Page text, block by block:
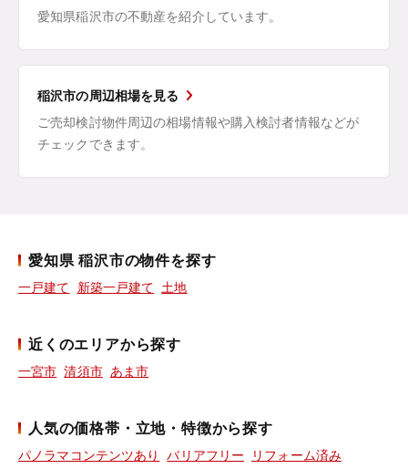
愛知県稲沢市の不動産を紹介しています。
稲沢市の周辺相場を見る
ご売却検討物件周辺の相場情報や購入検討者情報などが
チェックできます。
愛知県 稲沢市の物件を探す
一戸建て 新築一戸建て 土地
近くのエリアから探す
一宮市 清須市 あま市
人気の価格帯・立地・特徴から探す
パノラマコンテンツあり バリアフリー
リフォーム済み